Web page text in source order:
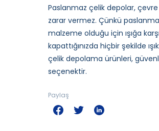
Paslanmaz çelik depolar,
zarar vermez. Çünkü
malzeme olduğu için ışığa
kapattığınızda hiçbir şekilde
çelik depolama ürünleri,
seçenektir.
Paylaş